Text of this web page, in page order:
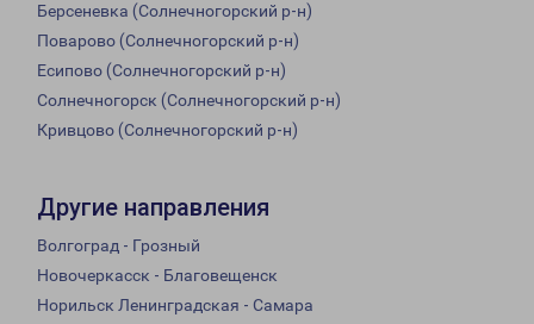
Берсеневка (Солнечногорский р-н)
Поварово (Солнечногорский р-н)
Есипово (Солнечногорский р-н)
Солнечногорск (Солнечногорский р-н)
Кривцово (Солнечногорский р-н)
Другие направления
Волгоград - Грозный
Новочеркасск - Благовещенск
Норильск Ленинградская - Самара